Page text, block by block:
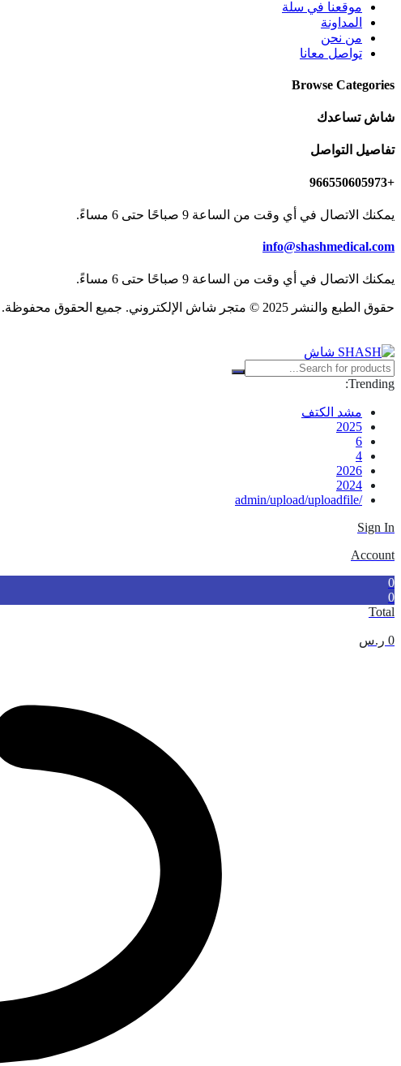
موقعنا في سلة
المداونة
من نحن
تواصل معانا
Browse Categories
شاش تساعدك
تفاصيل التواصل
+966550605973
يمكنك الاتصال في أي وقت من الساعة 9 صباحًا حتى 6 مساءً.
info@shashmedical.com
يمكنك الاتصال في أي وقت من الساعة 9 صباحًا حتى 6 مساءً.
حقوق الطبع والنشر 2025 © متجر شاش الإلكتروني. جميع الحقوق محفوظة.
Trending:
مشد الكتف
2025
6
4
2026
2024
/admin/upload/uploadfile
Sign In
Account
0
0
Total
0 ر.س